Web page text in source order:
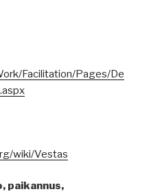
Facilitation/Pages/De
wiki/Vestas
paikannus,